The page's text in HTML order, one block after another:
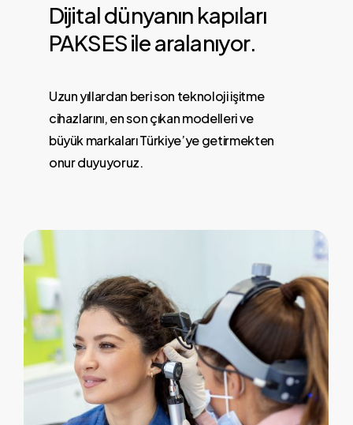
Dijitaldünyanın kapıları
PAKSESilearalanıyor.
Uzun yıllardan beri son teknoloji işitme
cihazlarını, en son çıkan modelleri ve
büyük markaları Türkiye’ye getirmekten
onur duyuyoruz.